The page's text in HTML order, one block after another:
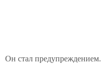
Он стал предупреждением.